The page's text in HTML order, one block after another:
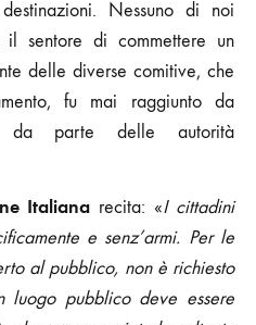
Nessuno di noi
sentore di commettere un
delle diverse comitive, che
fu mai raggiunto da
da parte delle autorità
Italiana recita: «I cittadini
e senz’armi. Per le
al pubblico, non è richiesto
luogo pubblico deve essere